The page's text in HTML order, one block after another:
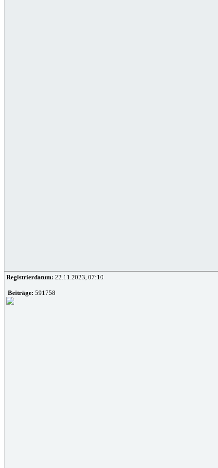
Registrierdatum: 22.11.2023, 07:10
Beiträge: 591758